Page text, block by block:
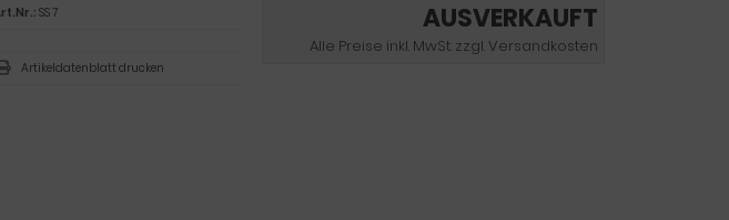
AUSVERKAUFT
Alle Preise inkl. MwSt. zzgl. Versandkosten
SS 7
Artikeldatenblatt drucken